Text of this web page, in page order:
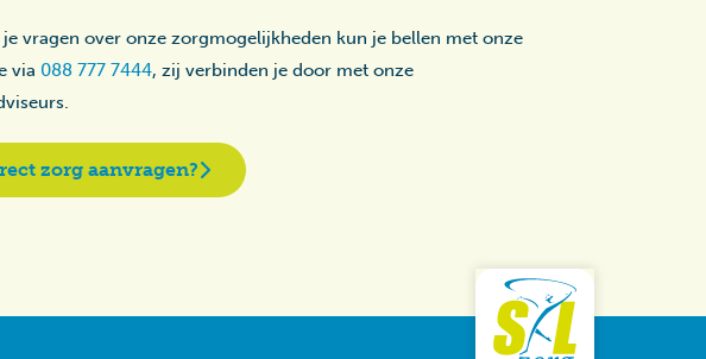
je vragen over onze zorgmogelijkheden kun je bellen met onze
via 088 777 7444, zij verbinden je door met onze
zorg aanvragen?